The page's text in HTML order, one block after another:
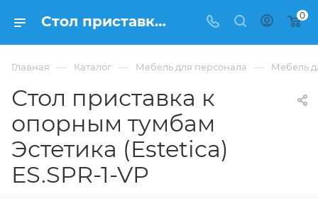
Стол приставка к опорным тумбам Эстетика (Estetica) ES.SPR-1-VP купить в Москве, цена 13 636 ₽. - интернет-магазин ФРАНКОМ 0
Главная — Каталог — Мебель для персонала — Мебель
Стол приставка к
опорным тумбам
Эстетика (Estetica)
ES.SPR-1-VP